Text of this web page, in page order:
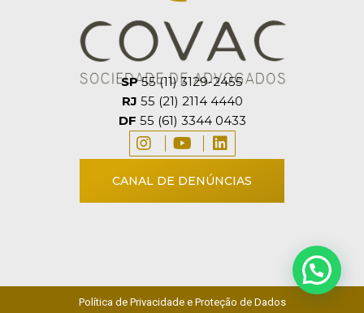
CANAL DE DENÚNCIAS
SP55 (11) 3129-2455
RJ 55 (21) 2114 4440
DF 55 (61) 3344 0433
Política de Privacidade e Proteção de Dados